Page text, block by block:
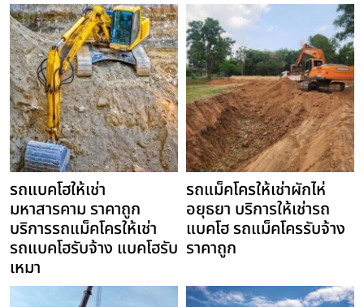
รถแบคโฮให้เช่า
มหาสารคาม ราคาถูก
บริการรถแม็คโครให้เช่า
รถแบคโฮรับจ้าง แบคโฮรับ
เหมา
รถแม็คโครให้เช่าผักไห่
อยุธยา บริการให้เช่ารถ
แบคโฮ รถแม็คโครรับจ้าง
ราคาถูก